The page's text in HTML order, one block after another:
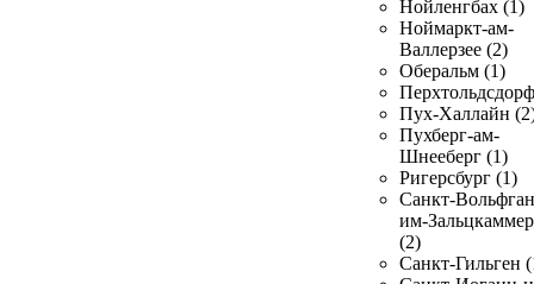
Нойленгбах (1)
Ноймаркт-ам-
Валлерзее (2)
Оберальм (1)
Пух-Халлайн
Пухберг-ам-
Шнееберг (1)
Ригерсбург (1)
Санкт-
им-
(2)
Санкт-Гильген